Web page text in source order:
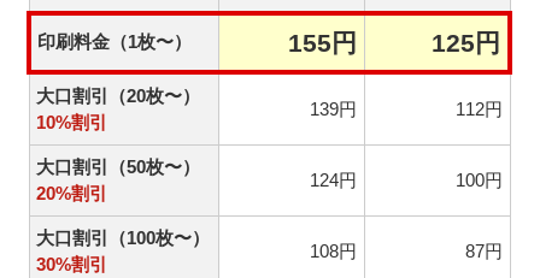
印刷料金（1枚〜） 155円 125円
大口割引（20枚〜）
10%割引
139円 112円
大口割引（50枚〜）
20%割引
124円 100円
大口割引（100枚〜）
30%割引
108円 87円